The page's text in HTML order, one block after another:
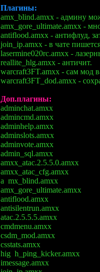
Плагины:
amx_blind.amxx - админу
amx_gore_ultimate.amxx -
antiflood.amxx - антифлуд,
join_ip.amxx - в чате
lasermine020rc.amxx -
reallite_hlg.amxx - античит.
warcraft3FT.amxx - сам мод
warcraft3FT_dod.amxx -
Доп.плагины:
adminchat.amxx
admincmd.amxx
adminhelp.amxx
adminslots.amxx
adminvote.amxx
admin_sql.amxx
amxx_atac.2.5.5.0.amxx
amxx_atac_cfg.amxx
a mx_blind.amxx
amx_gore_ultimate.amxx
antiflood.amxx
antisilentrun.amxx
atac.2.5.5.5.amxx
cmdmenu.amxx
csdm_mod.amxx
csstats.amxx
hig h_ping_kicker.amxx
imessage.amxx